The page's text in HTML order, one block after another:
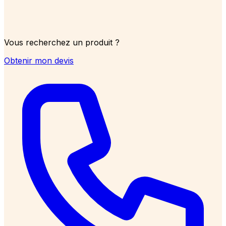
Vous recherchez un produit ?
Obtenir mon devis